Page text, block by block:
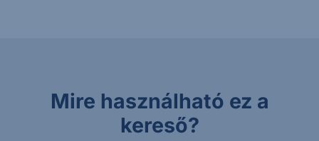
Mire használható ez a
kereső?